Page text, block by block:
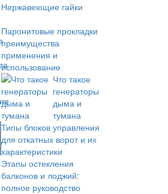
Нержавеющие гайки
Паронитовые прокладки
преимущества
применения и
использование
Что такое
генераторы
дыма и
тумана
Типы блоков управления
для откатных ворот и их
характеристики
Этапы остекления
балконов и лоджий:
полное руководство